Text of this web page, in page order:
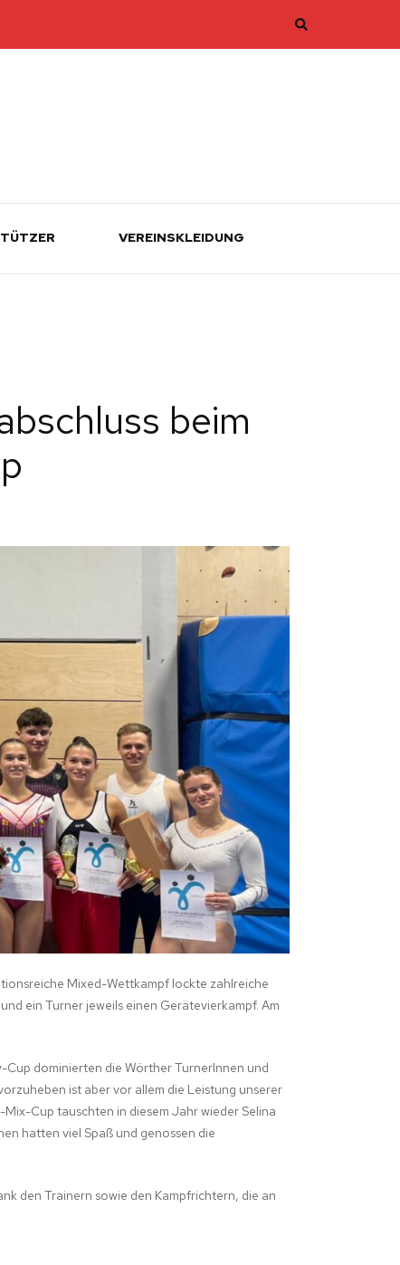
VEREINSKLEIDUNG
beim
Mixed-Wettkampf lockte zahlreiche
ein Turner jeweils einen Gerätevierkampf. Am
dominierten die Wörther TurnerInnen und
ist aber vor allem die Leistung unserer
Cup tauschten in diesem Jahr wieder Selina
hatten viel Spaß und genossen die
den Trainern sowie den Kampfrichtern, die an